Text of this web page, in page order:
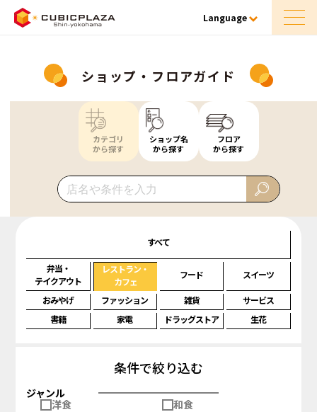
Language
ショップ・フロアガイド
カテゴリ
から探す
ショップ名
から探す
フロア
から探す
すべて
弁当・
テイクアウト
レストラン・
カフェ
フード スイーツ
おみやげ ファッション 雑貨
サービス
書籍
家電 ドラッグストア 生花
条件で絞り込む
ジャンル
洋食
和食